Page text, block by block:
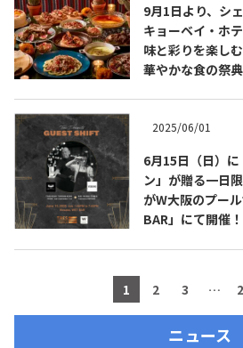
COPYRIGHT © JUAST All
9月1日より、シ
キョーベイ・ホ
味と彩りを楽し
華やかな食の祭
2025/06/01
6月15日（日）
ン」が贈る一日
がW大阪のプー
BAR」にて開催
1 2 3 …
ニュース